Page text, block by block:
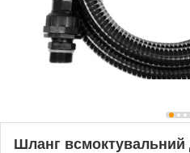
Шланг всмоктувальний